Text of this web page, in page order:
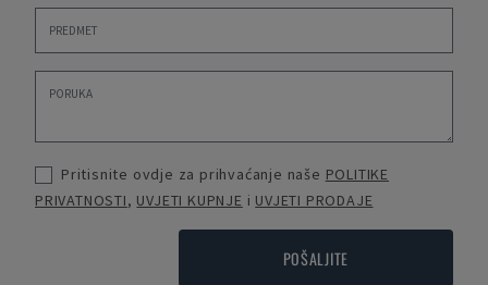
Pritisnite ovdje za prihvaćanje naše POLITIKE
PRIVATNOSTI, UVJETI KUPNJE i UVJETI PRODAJE
POŠALJITE